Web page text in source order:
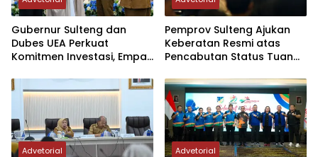
Gubernur Sulteng dan
Dubes UEA Perkuat
Komitmen Investasi, Empat
Pemprov Sulteng Ajukan
Keberatan Resmi atas
Pencabutan Status Tuan
2027
Advetorial Advetorial